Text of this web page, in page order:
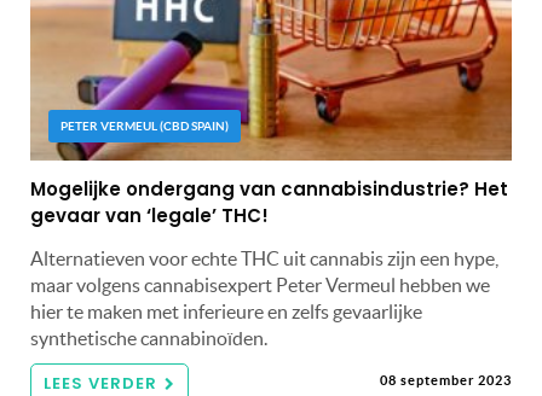
PETER VERMEUL (CBD SPAIN)
Mogelijke ondergang van cannabisindustrie? Het
gevaar van ‘legale’ THC!
Alternatieven voor echte THC uit cannabis zijn een hype,
maar volgens cannabisexpert Peter Vermeul hebben we
hier te maken met inferieure en zelfs gevaarlijke
synthetische cannabinoïden.
LEES VERDER 08 september 2023